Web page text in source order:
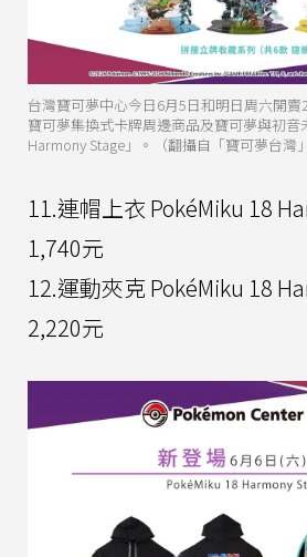
台灣寶可夢中心今日6月5日和明日周六開
寶可夢集換式卡牌周邊商品及寶可夢與初音
Harmony Stage」。（翻攝自「寶可夢台灣
11.連帽上衣 PokéMiku 18
1,740元
12.運動夾克 PokéMiku 18
2,220元